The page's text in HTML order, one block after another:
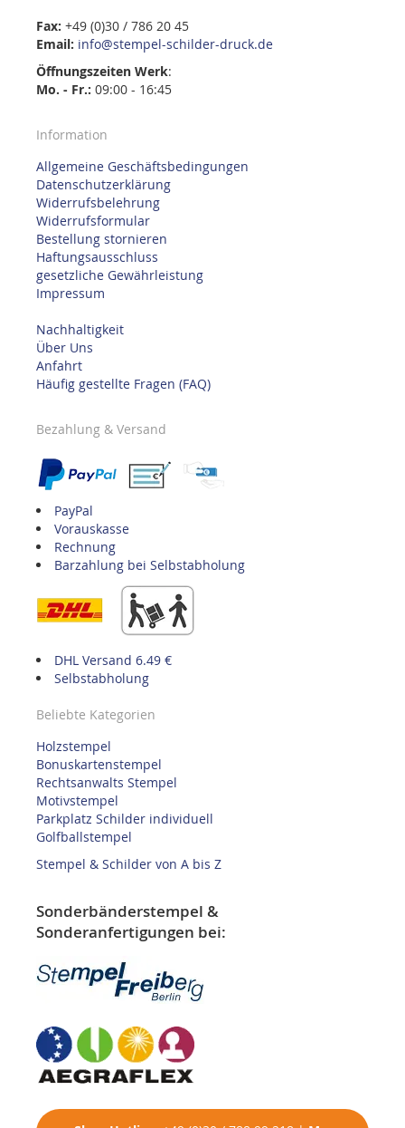
Fax: +49 (0)30 / 786 20 45
Email: info@stempel-schilder-druck.de
Öffnungszeiten Werk:
Mo. - Fr.: 09:00 - 16:45
Information
Allgemeine Geschäftsbedingungen
Datenschutzerklärung
Widerrufsbelehrung
Widerrufsformular
Bestellung stornieren
Haftungsausschluss
gesetzliche Gewährleistung
Impressum
Nachhaltigkeit
Über Uns
Anfahrt
Häufig gestellte Fragen (FAQ)
Bezahlung & Versand
PayPal
Vorauskasse
Rechnung
Barzahlung bei Selbstabholung
DHL Versand 6.49 €
Selbstabholung
Beliebte Kategorien
Holzstempel
Bonuskartenstempel
Rechtsanwalts Stempel
Motivstempel
Parkplatz Schilder individuell
Golfballstempel
Stempel & Schilder von A bis Z
Sonderbänderstempel &
Sonderanfertigungen bei: